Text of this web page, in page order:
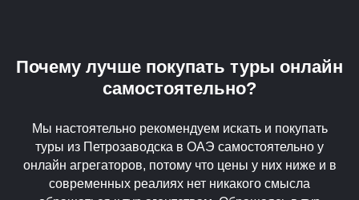
Почему лучше покупать туры онлайн
самостоятельно?
Мы настоятельно рекомендуем искать и покупать
туры из Петрозаводска в ОАЭ самостоятельно у
онлайн агрегаторов, потому что цены у них ниже и в
современных реалиях нет никакого смысла